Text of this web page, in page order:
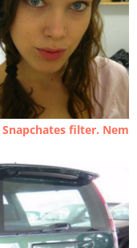
filter. Nem